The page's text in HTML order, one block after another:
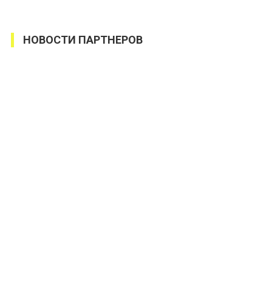
НОВОСТИ ПАРТНЕРОВ